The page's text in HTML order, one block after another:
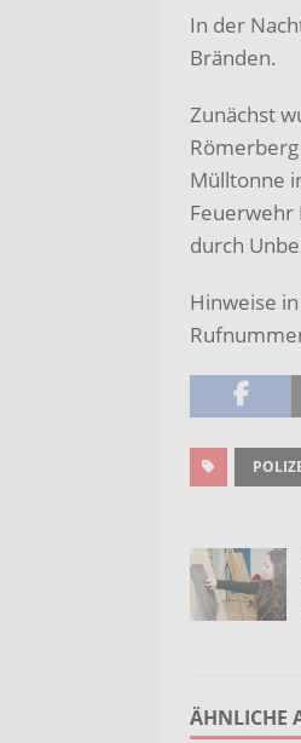
In der
Bränden.
Zunächst
Mülltonne
Feuerwehr
durch
Hinweise
ÄHNLICHE